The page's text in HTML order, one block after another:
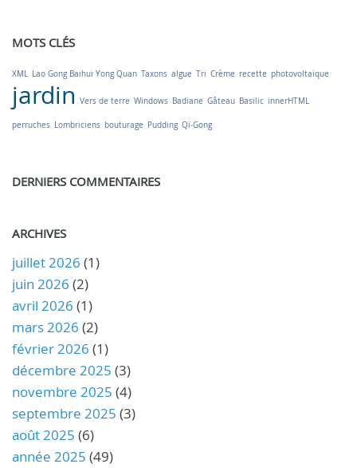
MOTS CLÉS
XML Lao Gong Baihui Yong Quan Taxons algue Tri Crème recette photovoltaïque
jardin Vers de terre Windows Badiane Gâteau Basilic innerHTML
perruches Lombriciens bouturage Pudding Qi-Gong
DERNIERS COMMENTAIRES
ARCHIVES
juillet 2026 (1)
juin 2026 (2)
avril 2026 (1)
mars 2026 (2)
février 2026 (1)
décembre 2025 (3)
novembre 2025 (4)
septembre 2025 (3)
août 2025 (6)
année 2025 (49)